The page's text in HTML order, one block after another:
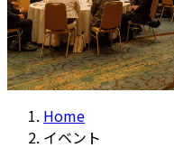
Home
イベント